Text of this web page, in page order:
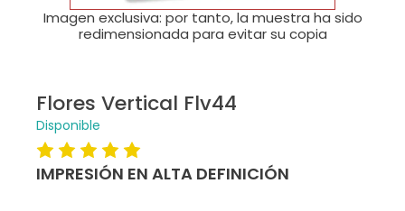
Imagen exclusiva: por tanto, la muestra ha sido
redimensionada para evitar su copia
Flores Vertical Flv44
Disponible
IMPRESIÓN EN ALTA DEFINICIÓN